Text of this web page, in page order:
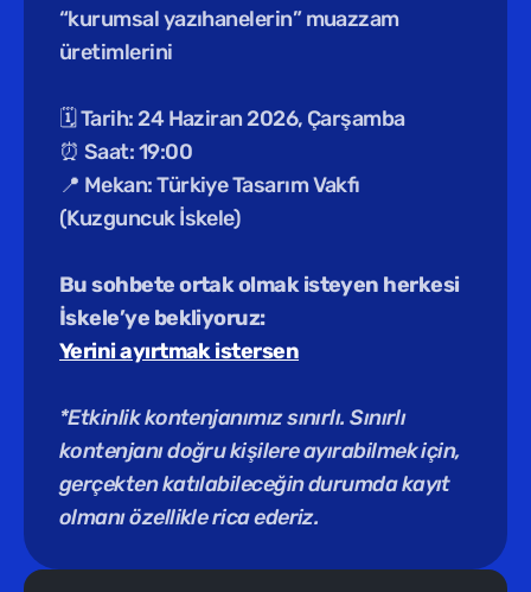
“kurumsal yazıhanelerin” muazzam
üretimlerini
🗓️ Tarih: 24 Haziran 2026, Çarşamba
⏰ Saat: 19:00
📍 Mekan: Türkiye Tasarım Vakfı
(Kuzguncuk İskele)
Bu sohbete ortak olmak isteyen herkesi
İskele’ye bekliyoruz:
Yerini ayırtmak istersen
*Etkinlik kontenjanımız sınırlı. Sınırlı
kontenjanı doğru kişilere ayırabilmek için,
gerçekten katılabileceğin durumda kayıt
olmanı özellikle rica ederiz.